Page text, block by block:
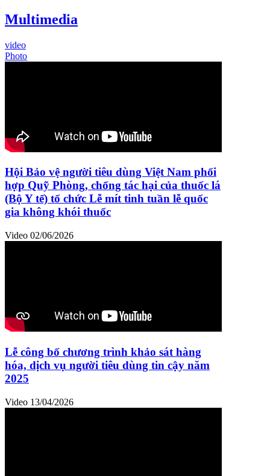
Multimedia
video
Photo
Hội Bảo vệ người tiêu dùng Việt Nam phối
hợp Quỹ Phòng, chống tác hại của thuốc lá
(Bộ Y tế) tổ chức Lễ mít tinh tuần lễ quốc
gia không khói thuốc
Video 02/06/2026
Lễ công bố chương trình khảo sát hàng
hóa, dịch vụ người tiêu dùng tin cậy năm
2025
Video 13/04/2026